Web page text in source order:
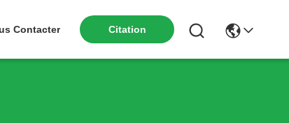
Contacter Citation